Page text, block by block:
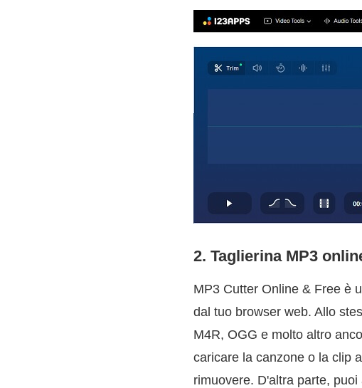
2. Taglierina MP3
MP3 Cutter Online & Free è
dal tuo browser web. Allo
M4R, OGG e molto altro
caricare la canzone o la clip
rimuovere. D'altra parte,